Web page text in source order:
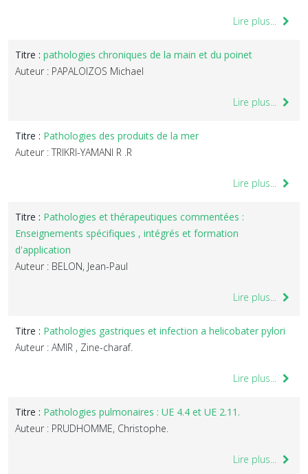
Lire plus...
Titre : pathologies chroniques de la main et du poinet
Auteur : PAPALOIZOS Michael
Lire plus...
Titre : Pathologies des produits de la mer
Auteur : TRIKRI-YAMANI R .R
Lire plus...
Titre : Pathologies et thérapeutiques commentées :
Enseignements spécifiques , intégrés et formation
d'application
Auteur : BELON, Jean-Paul
Lire plus...
Titre : Pathologies gastriques et infection a helicobater pylori
Auteur : AMIR , Zine-charaf.
Lire plus...
Titre : Pathologies pulmonaires : UE 4.4 et UE 2.11.
Auteur : PRUDHOMME, Christophe.
Lire plus...